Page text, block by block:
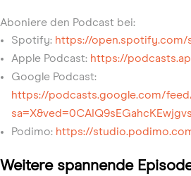
Aboniere den Podcast bei:
Spotify: https://open.spotify.com/
Apple Podcast: https://
Google Podcast:
https://podcasts.google.com/feed/
Podimo: https://
Weitere spannende